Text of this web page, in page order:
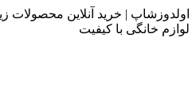
اولدوزشاپ | خرید آنلاین محصولات
لوازم خانگی با کیفیت